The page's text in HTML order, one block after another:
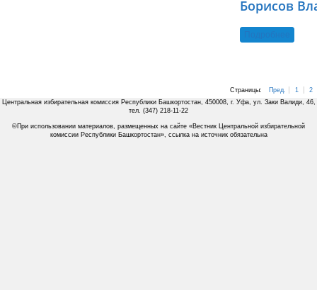
Борисов
Страницы: Пред. 1
2
Центральная избирательная комиссия Республики Башкортостан, 450008, г. Уфа, ул. Заки Валиди, 46,
тел. (347) 218-11-22
©При использовании материалов, размещенных на сайте «Вестник Центральной избирательной
комиссии Республики Башкортостан», ссылка на источник обязательна